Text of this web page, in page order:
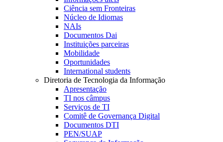
Ciência sem Fronteiras
Núcleo de Idiomas
NAIs
Documentos Dai
Instituições parceiras
Mobilidade
Oportunidades
International students
Diretoria de Tecnologia da Informação
Apresentação
TI nos câmpus
Serviços de TI
Comitê de Governança Digital
Documentos DTI
PEN/SUAP